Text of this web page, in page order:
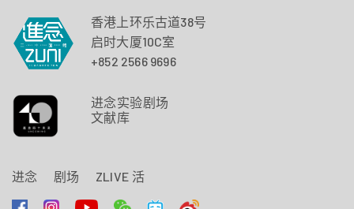
晴*、潘美瑜、邓嘉文、邓昕荞、曾雅琳*、胡佳鹏*、叶
晴、叶翠怡、余琳静、余思行、容珀熙、周芷琪
技高级文凭
刘柏姸、黄敏诗、曾柏锜
香港上环乐古道38号
启时大厦10C室
+852 2566 9696
进念实验剧场
文献库
进念 剧场 ZLIVE 活